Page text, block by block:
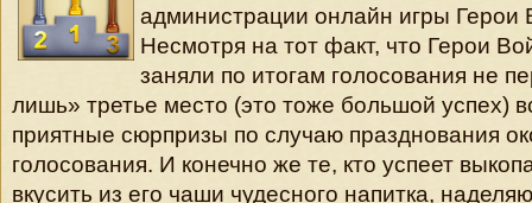
администрации онлайн игры Герои
Несмотря на тот факт, что Герои
заняли по итогам голосования не
лишь» третье место (это тоже большой успех)
приятные сюрпризы по случаю празднования
голосования. И конечно же те, кто успеет
вкусить из его чаши чудесного напитка,